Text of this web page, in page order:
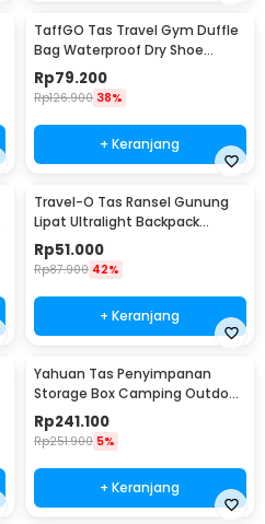
TaffGO Tas Travel Gym Duffle
Bag Waterproof Dry Shoe
Compartment - C42
Rp79.200
Rp126.900 38%
+ Keranjang
Travel-O Tas Ransel Gunung
Lipat Ultralight Backpack
Waterproof - LC19
Rp51.000
Rp87.900 42%
+ Keranjang
Yahuan Tas Penyimpanan
Storage Box Camping Outdoor
Travel Waterproof - YN-29
Rp241.100
Rp251.900 5%
+ Keranjang